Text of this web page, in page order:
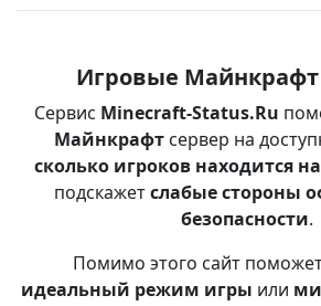
Игровые Майнкрафт
Сервис Minecraft-Status.Ru
Майнкрафтсервер на
сколько игроков находится
подскажетслабые стороны
безопасности.
Помимо этого сайт
идеальный режим игры или